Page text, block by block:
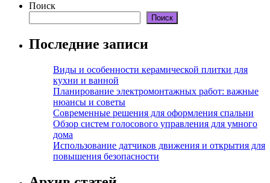
Поиск
Поиск
Последние записи
Виды и особенности керамической плитки для
кухни и ванной
Планирование электромонтажных работ: важные
нюансы и советы
Современные решения для оформления спальни
Обзор систем голосового управления для умного
дома
Использование датчиков движения и открытия для
повышения безопасности